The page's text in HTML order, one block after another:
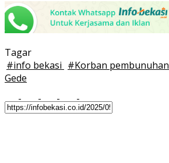
Tagar
#info bekasi #Korban pembunuhan
Gede